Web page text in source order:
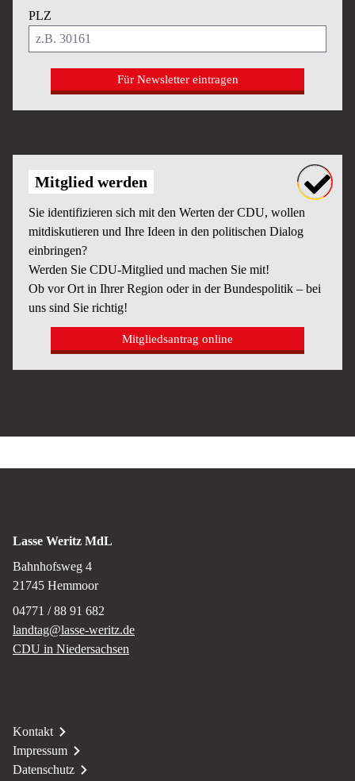
PLZ
Für Newsletter eintragen
Mitglied werden
Sie identifizieren sich mit den Werten der CDU, wollen
mitdiskutieren und Ihre Ideen in den politischen Dialog
einbringen?
Werden Sie CDU-Mitglied und machen Sie mit!
Ob vor Ort in Ihrer Region oder in der Bundespolitik – bei
uns sind Sie richtig!
Mitgliedsantrag online
Lasse Weritz MdL
Bahnhofsweg 4
21745 Hemmoor
04771 / 88 91 682
landtag@lasse-weritz.de
CDU in Niedersachsen
Kontakt
Impressum
Datenschutz